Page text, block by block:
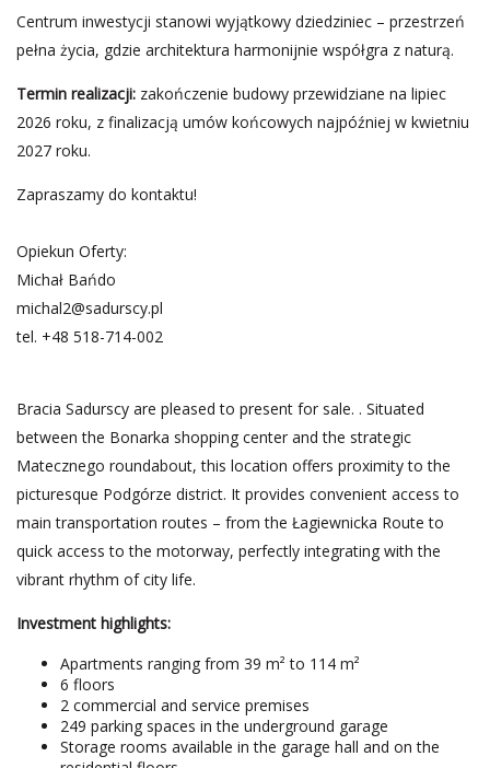
Centrum inwestycji stanowi wyjątkowy dziedziniec – przestrzeń
pełna życia, gdzie architektura harmonijnie współgra z naturą.
Termin realizacji: zakończenie budowy przewidziane na lipiec
2026 roku, z finalizacją umów końcowych najpóźniej w kwietniu
2027 roku.
Zapraszamy do kontaktu!
Opiekun Oferty:
Michał Bańdo
michal2@sadurscy.pl
tel. +48 518-714-002
Bracia Sadurscy are pleased to present for sale. . Situated
between the Bonarka shopping center and the strategic
Matecznego roundabout, this location offers proximity to the
picturesque Podgórze district. It provides convenient access to
main transportation routes – from the Łagiewnicka Route to
quick access to the motorway, perfectly integrating with the
vibrant rhythm of city life.
Investment highlights:
Apartments ranging from 39 m² to 114 m²
6 floors
2 commercial and service premises
249 parking spaces in the underground garage
Storage rooms available in the garage hall and on the